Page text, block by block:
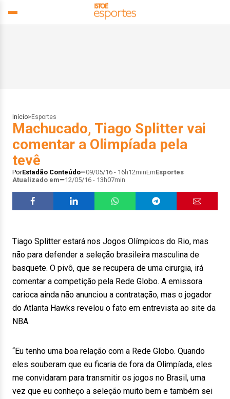
Início> Esportes
Machucado, Tiago Splitter vai
comentar a Olimpíada pela
tevê
PorEstadão Conteúdo 09/05/16 - 16h12minEmEsportes
Atualizado em
12/05/16 - 13h07min
Tiago Splitter estará nos Jogos Olímpicos do Rio, mas
não para defender a seleção brasileira masculina de
basquete. O pivô, que se recupera de uma cirurgia, irá
comentar a competição pela Rede Globo. A emissora
carioca ainda não anunciou a contratação, mas o jogador
do Atlanta Hawks revelou o fato em entrevista ao site da
NBA.
“Eu tenho uma boa relação com a Rede Globo. Quando
eles souberam que eu ficaria de fora da Olimpíada, eles
me convidaram para transmitir os jogos no Brasil, uma
vez que eu conheço a seleção muito bem e também sei